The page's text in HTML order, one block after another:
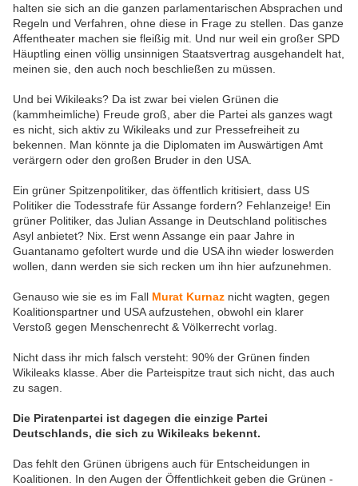
halten sie sich an die ganzen parlamentarischen Absprachen und
Regeln und Verfahren, ohne diese in Frage zu stellen. Das ganze
Affentheater machen sie fleißig mit. Und nur weil ein großer SPD
Häuptling einen völlig unsinnigen Staatsvertrag ausgehandelt hat,
meinen sie, den auch noch beschließen zu müssen.
Und bei Wikileaks? Da ist zwar bei vielen Grünen die
(kammheimliche) Freude groß, aber die Partei als ganzes wagt
es nicht, sich aktiv zu Wikileaks und zur Pressefreiheit zu
bekennen. Man könnte ja die Diplomaten im Auswärtigen Amt
verärgern oder den großen Bruder in den USA.
Ein grüner Spitzenpolitiker, das öffentlich kritisiert, dass US
Politiker die Todesstrafe für Assange fordern? Fehlanzeige! Ein
grüner Politiker, das Julian Assange in Deutschland politisches
Asyl anbietet? Nix. Erst wenn Assange ein paar Jahre in
Guantanamo gefoltert wurde und die USA ihn wieder loswerden
wollen, dann werden sie sich recken um ihn hier aufzunehmen.
Genauso wie sie es im Fall Murat Kurnaz nicht wagten, gegen
Koalitionspartner und USA aufzustehen, obwohl ein klarer
Verstoß gegen Menschenrecht & Völkerrecht vorlag.
Nicht dass ihr mich falsch versteht: 90% der Grünen finden
Wikileaks klasse. Aber die Parteispitze traut sich nicht, das auch
zu sagen.
Die Piratenpartei ist dagegen die einzige Partei
Deutschlands, die sich zu Wikileaks bekennt.
Das fehlt den Grünen übrigens auch für Entscheidungen in
Koalitionen. In den Augen der Öffentlichkeit geben die Grünen -